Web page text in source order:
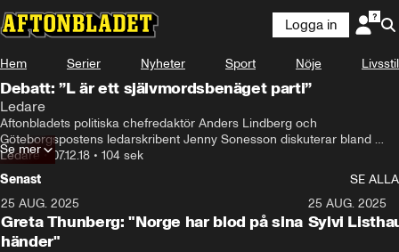
Logga in
Hem Serier Nyheter Sport Nöje Livsstil
Debatt: ”L är ett självmordsbenäget parti”
Ledare
Aftonbladets politiska chefredaktör Anders Lindberg och
Göteborgspostens ledarskribent Jenny Sonesson diskuterar bland
annat om Stefan Löfven kommer lyckas bilda regering och den interna
kritiken inom Liberalerna.
Ledare • 07.12.18 • 104 sek
Se mer
Senast
SE ALLA
25 AUG. 2025
Greta Thunberg: "Norge har blod på sina
händer"
25 AUG. 2025
Sylvi